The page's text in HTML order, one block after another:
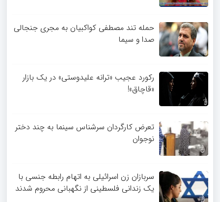
حمله تند مصطفی کواکبیان به مجری جنجالی
صدا و سیما
رکورد عجیب «ترانه علیدوستی» در یک بازار
«قاچاق»!
تعرض کارگردان سرشناس سینما به چند دختر
نوجوان
سربازان زن اسرائیلی به اتهام رابطه جنسی با
یک زندانی فلسطینی از نگهبانی محروم شدند